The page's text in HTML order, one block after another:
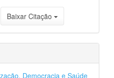
Baixar Citação
Democracia e Saúde